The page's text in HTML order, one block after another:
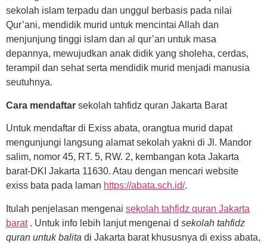
sekolah islam terpadu dan unggul berbasis pada nilai
Qur’ani, mendidik murid untuk mencintai Allah dan
menjunjung tinggi islam dan al qur’an untuk masa
depannya, mewujudkan anak didik yang sholeha, cerdas,
terampil dan sehat serta mendidik murid menjadi manusia
seutuhnya.
Cara mendaftar sekolah tahfidz quran Jakarta Barat
Untuk mendaftar di Exiss abata, orangtua murid dapat
mengunjungi langsung alamat sekolah yakni di Jl. Mandor
salim, nomor 45, RT. 5, RW. 2, kembangan kota Jakarta
barat-DKI Jakarta 11630. Atau dengan mencari website
exiss bata pada laman https://abata.sch.id/.
Itulah penjelasan mengenai sekolah tahfidz quran Jakarta
barat. Untuk info lebih lanjut mengenai d sekolah tahfidz
quran untuk balita di Jakarta barat khususnya di exiss abata,